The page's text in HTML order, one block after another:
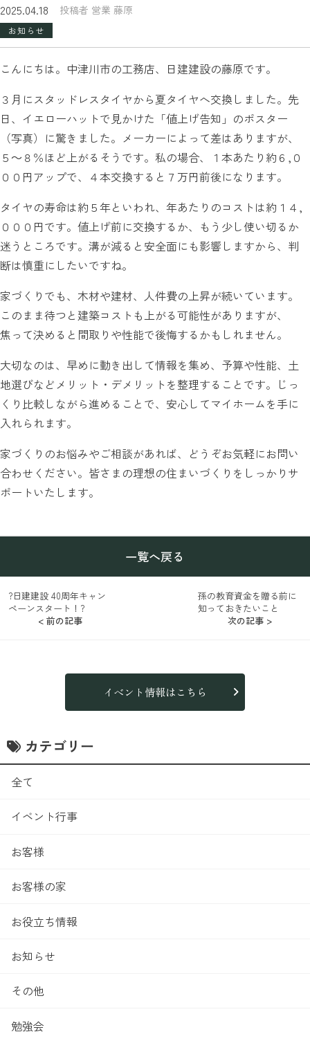
2025.04.18 投稿者 営業 藤原
お知らせ
こんにちは。中津川市の工務店、日建建設の藤原です。
３月にスタッドレスタイヤから夏タイヤへ交換しました。先
日、イエローハットで見かけた「値上げ告知」のポスター
（写真）に驚きました。メーカーによって差はありますが、
５～８％ほど上がるそうです。私の場合、１本あたり約６,０
００円アップで、４本交換すると７万円前後になります。
タイヤの寿命は約５年といわれ、年あたりのコストは約１４,
０００円です。値上げ前に交換するか、もう少し使い切るか
迷うところです。溝が減ると安全面にも影響しますから、判
断は慎重にしたいですね。
家づくりでも、木材や建材、人件費の上昇が続いています。
このまま待つと建築コストも上がる可能性がありますが、
焦って決めると間取りや性能で後悔するかもしれません。
大切なのは、早めに動き出して情報を集め、予算や性能、土
地選びなどメリット・デメリットを整理することです。じっ
くり比較しながら進めることで、安心してマイホームを手に
入れられます。
家づくりのお悩みやご相談があれば、どうぞお気軽にお問い
合わせください。皆さまの理想の住まいづくりをしっかりサ
ポートいたします。
< 前の記事
?日建建設 40周年キャン
ペーンスタート！?
一覧へ戻る
孫の教育資金を贈る前に
知っておきたいこと
次の記事 >
イベント情報はこちら
カテゴリー
全て
イベント行事
お客様
お客様の家
お役立ち情報
お知らせ
その他
勉強会